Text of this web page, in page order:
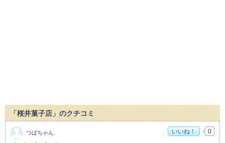
「桜井菓子店」のクチコミ
つばちゃん いいね！ 0